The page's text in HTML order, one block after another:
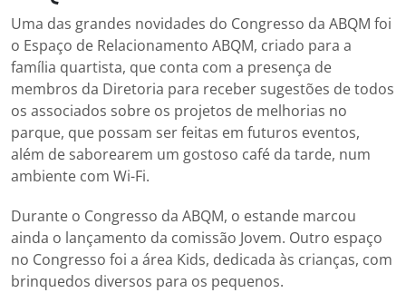
Uma das grandes novidades do Congresso da ABQM foi
o Espaço de Relacionamento ABQM, criado para a
família quartista, que conta com a presença de
membros da Diretoria para receber sugestões de todos
os associados sobre os projetos de melhorias no
parque, que possam ser feitas em futuros eventos,
além de saborearem um gostoso café da tarde, num
ambiente com Wi-Fi.
Durante o Congresso da ABQM, o estande marcou
ainda o lançamento da comissão Jovem. Outro espaço
no Congresso foi a área Kids, dedicada às crianças, com
brinquedos diversos para os pequenos.